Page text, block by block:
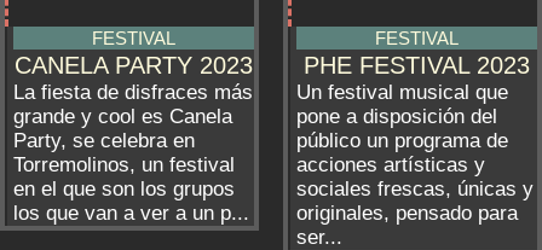
FESTIVAL
CANELA PARTY 2023
La fiesta de disfraces más
grande y cool es Canela
Party, se celebra en
Torremolinos, un festival
en el que son los grupos
los que van a ver a un p...
FESTIVAL
PHE FESTIVAL 2023
Un festival musical que
pone a disposición del
público un programa de
acciones artísticas y
sociales frescas, únicas y
originales, pensado para
ser...